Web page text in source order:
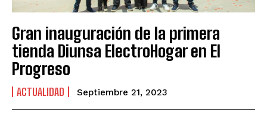
Gran inauguración de la primera
tienda Diunsa ElectroHogar en El
Progreso
ACTUALIDAD Septiembre 21, 2023